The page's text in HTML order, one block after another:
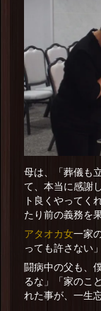
母は、「葬儀も
て、本当に感謝
ト良くやってく
たり前の義務を
アタオカ女一家
っても許さない」
闘病中の父も、
るな」「家のこ
れた事が、一生